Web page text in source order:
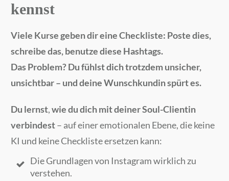
kennst
Viele Kurse geben dir eine Checkliste: Poste dies,
schreibe das, benutze diese Hashtags.
Das Problem? Du fühlst dich trotzdem unsicher,
unsichtbar – und deine Wunschkundin spürt es.
Du lernst,wie du dich mit deiner Soul-Clientin
verbindest– auf einer emotionalen Ebene, die keine
KI und keine Checkliste ersetzen kann:
Die Grundlagen von Instagram wirklich zu
verstehen.